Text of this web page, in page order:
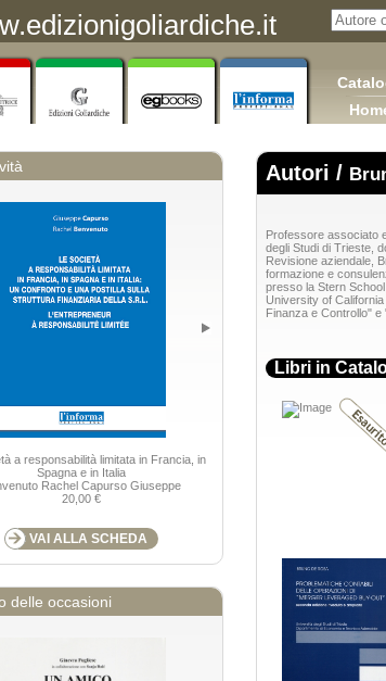
a responsabilità limitata in Francia, in
Spagna e in Italia
Rachel Capurso Giuseppe
20,00 €
VAI ALLA SCHEDA
DIRITTO
Capurso Giuseppe
VAI ALLA
delle occasioni
Autori /
Professore associato
degli Studi di Trieste,
Revisione aziendale,
formazione e
presso la Stern
University of
Finanza e Controllo"
Libri in